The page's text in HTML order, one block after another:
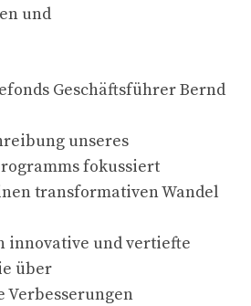
und
Geschäftsführer Bernd
unseres
fokussiert
transformativen Wandel
innovative und vertiefte
über